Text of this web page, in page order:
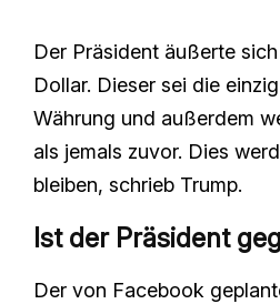
Der Präsident äußerte
Dollar. Dieser sei die
Währung und außerdem
als jemals zuvor. Dies
bleiben, schrieb Trump.
Ist der Präsident
Der von Facebook